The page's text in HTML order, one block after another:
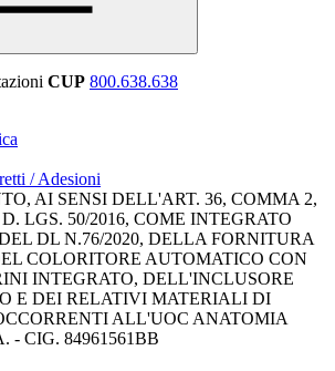
CUP 800.638.638
/ Adesioni
AI SENSI DELL'ART. 36, COMMA 2,
LGS. 50/2016, COME INTEGRATO
DL N.76/2020, DELLA FORNITURA
COLORITORE AUTOMATICO CON
INTEGRATO, DELL'INCLUSORE
E DEI RELATIVI MATERIALI DI
ALL'UOC ANATOMIA
- CIG. 84961561BB